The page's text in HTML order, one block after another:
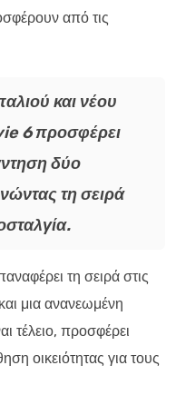
από τις
και νέου
6 προσφέρει
δύο
τη σειρά
τη σειρά στις
μια ανανεωμένη
τέλειο, προσφέρει
οικειότητας για τους